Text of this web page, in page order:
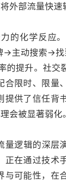
外部流量快速
的化学反应
→主动搜索→
的提升。社交
限时、限量
供了信任背
会被显著弱化。
量逻辑的深
在通过技术
可能性，在